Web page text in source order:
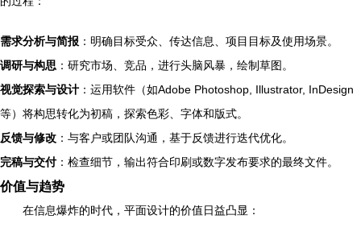
需求分析与简报 ：明确目标受众、传达信息、项目目标及使用场景。
调研与构思 ：研究市场、竞品，进行头脑风暴，绘制草图。
视觉探索与设计 ：运用软件（如Adobe Photoshop, Illustrator, InDesign
等）将构思转化为初稿，探索色彩、字体和版式。
反馈与修改 ：与客户或团队沟通，基于反馈进行迭代优化。
完稿与交付：检查细节，输出符合印刷或数字发布要求的最终文件。
价值与趋势
在信息爆炸的时代，平面设计的价值日益凸显：